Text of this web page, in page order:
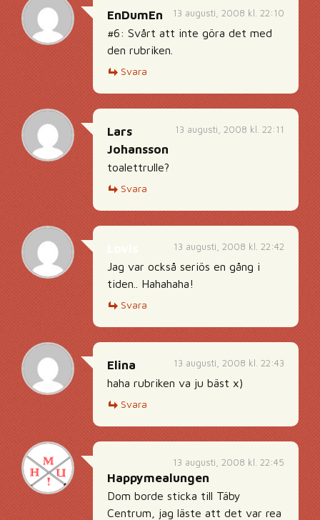
13 augusti, 2008 kl. 22:10
EnDumEn
#6: Svårt att inte göra det med
den rubriken.
Svara
13 augusti, 2008 kl. 22:11
Lars
Johansson
toalettrulle?
Svara
13 augusti, 2008 kl. 22:42
Jag var också seriös en gång i
tiden.. Hahahaha!
Svara
13 augusti, 2008 kl. 22:43
Elina
haha rubriken va ju bäst x)
Svara
13 augusti, 2008 kl. 22:45
Happymealungen
Dom borde sticka till Täby
Centrum, jag läste att det var rea